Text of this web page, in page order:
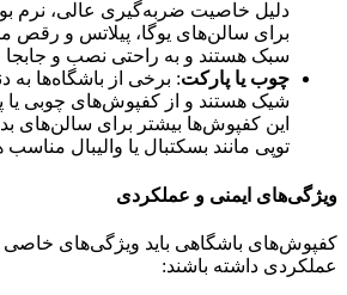
دلیل خاصیت ضربه‌گیری عالی، نرم
برای سالن‌های یوگا، پیلاتس و رقص
سبک هستند و به راحتی نصب و
چوب یا پارکت: برخی از باشگاه‌ها به
شیک هستند و از کفپوش‌های چوبی یا
این کفپوش‌ها بیشتر برای سالن‌های
توپی مانند بسکتبال یا والیبال مناسب
ویژگی‌های ایمنی و عملکردی
کفپوش‌های باشگاهی باید ویژگی‌های خاصی
عملکردی داشته باشند: